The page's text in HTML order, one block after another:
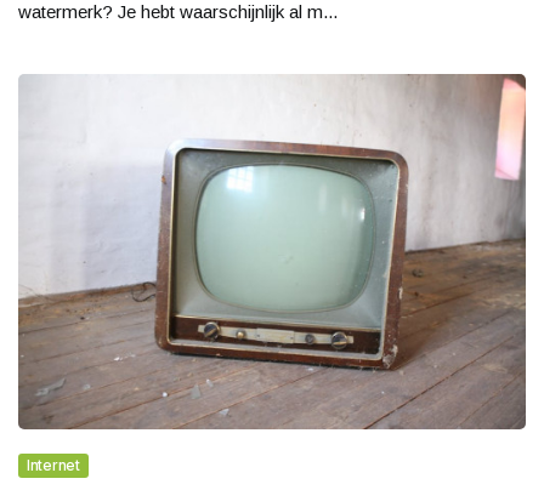
watermerk? Je hebt waarschijnlijk al m...
Internet